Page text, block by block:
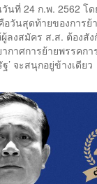
ที่ 24 ก.พ. 2562 โด
วันสุดท้ายของการย้
ลงสมัคร ส.ส. ต้องสัง
าศการย้ายพรรคกา
’ จะสนุกอยู่ข้างเดีย